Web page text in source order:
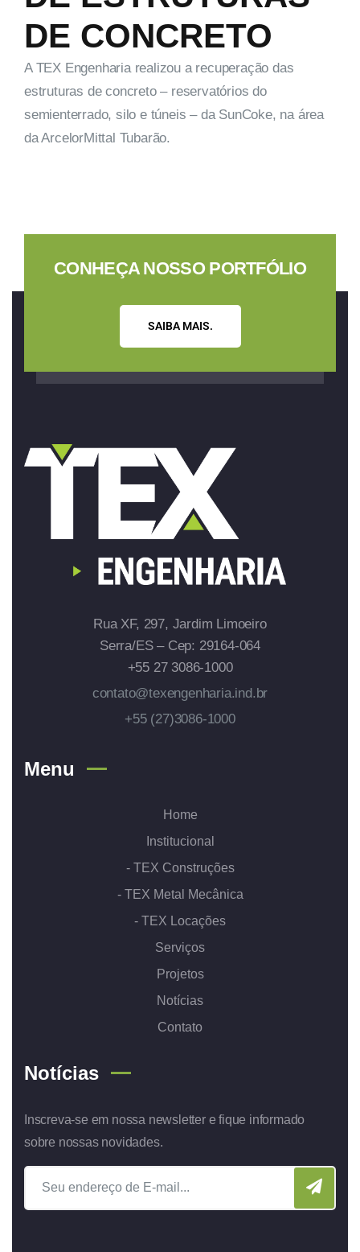
DE CONCRETO
A TEX Engenharia realizou a recuperação das
estruturas de concreto – reservatórios do
semienterrado, silo e túneis – da SunCoke, na área
da ArcelorMittal Tubarão.
CONHEÇA NOSSO PORTFÓLIO
SAIBA MAIS.
Rua XF, 297, Jardim Limoeiro
Serra/ES – Cep: 29164-064
+55 27 3086-1000
contato@texengenharia.ind.br
+55 (27)3086-1000
Menu
Home
Institucional
- TEX Construções
- TEX Metal Mecânica
- TEX Locações
Serviços
Projetos
Notícias
Contato
Notícias
Inscreva-se em nossa newsletter e fique informado
sobre nossas novidades.